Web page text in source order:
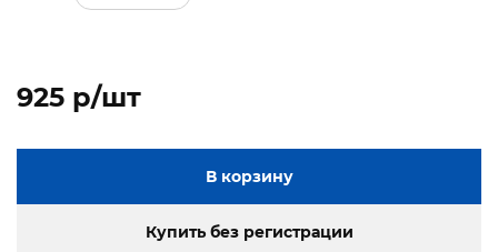
925 p/шт
В корзину
Купить без регистрации